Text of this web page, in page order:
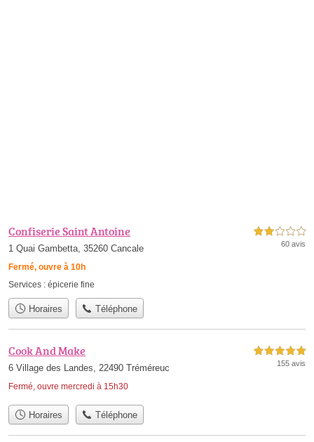
Confiserie Saint Antoine
1 Quai Gambetta, 35260 Cancale
Fermé, ouvre à 10h
2,0 étoiles sur 5
60 avis
Services : épicerie fine
Horaires Téléphone
Cook And Make
6 Village des Landes, 22490 Tréméreuc
Fermé, ouvre mercredi à 15h30
5,0 étoiles sur 5
155 avis
Horaires Téléphone